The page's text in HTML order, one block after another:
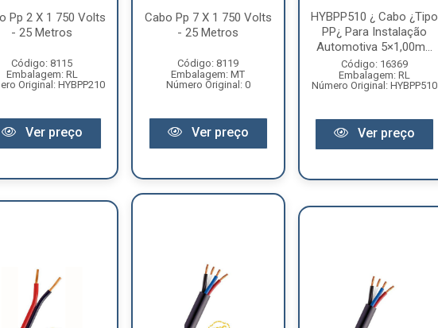
Pp 2 X 1 750 Volts
- 25 Metros
Código: 8115
Embalagem: RL
Original: HYBPP210
Ver preço
Cabo Pp 7 X 1 750 Volts
- 25 Metros
Código: 8119
Embalagem: MT
Número Original: 0
Ver preço
HYBPP510 ¿ Cabo ¿Tipo
PP¿ Para Instalação
Automotiva 5×1,00m...
Código: 16369
Embalagem: RL
Número Original: HYBPP510
Ver preço